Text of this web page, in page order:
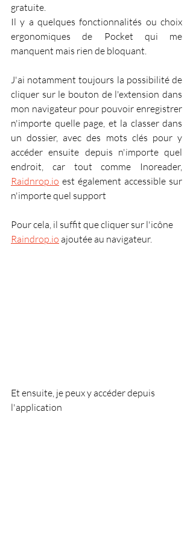
gratuite.
Il y a quelques fonctionnalités ou choix
ergonomiques de Pocket qui me
manquent mais rien de bloquant.
J'ai notamment toujours la possibilité de
cliquer sur le bouton de l'extension dans
mon navigateur pour pouvoir enregistrer
n'importe quelle page, et la classer dans
un dossier, avec des mots clés pour y
accéder ensuite depuis n'importe quel
Raidnrop.io est également accessible sur
n'importe quel support
Pour cela, il suffit que cliquer sur l'icône
Raindrop.io ajoutée au navigateur.
Et ensuite, je peux y accéder depuis
l'application